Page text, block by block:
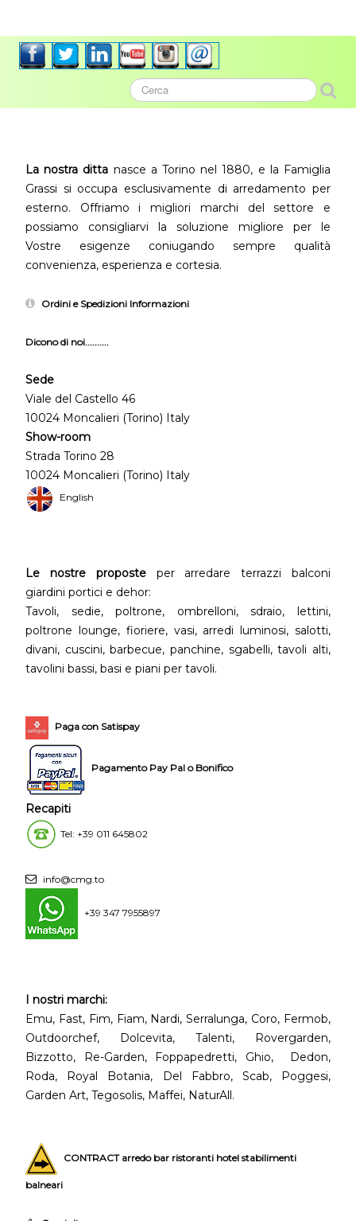
La nostra ditta nasce a Torino nel 1880, e la Famiglia
Grassi si occupa esclusivamente di arredamento per
esterno. Offriamo i migliori marchi del settore e
possiamo consigliarvi la soluzione migliore per le
Vostre esigenze coniugando sempre qualità
convenienza, esperienza e cortesia.
Ordini e Spedizioni Informazioni
Dicono di noi..........
Sede
Viale del Castello 46
10024 Moncalieri (Torino) Italy
Show-room
Strada Torino 28
10024 Moncalieri (Torino) Italy
English
Le nostre proposteper arredare terrazzi balconi
giardini portici e dehor:
Tavoli, sedie, poltrone, ombrelloni, sdraio, lettini,
poltrone lounge, fioriere, vasi, arredi luminosi, salotti,
divani, cuscini, barbecue, panchine, sgabelli, tavoli alti,
tavolini bassi, basi e piani per tavoli.
Paga con Satispay
Pagamento Pay Pal o Bonifico
Recapiti
Tel: +39 011 645802
info@cmg.to
+39 347 7955897
I nostri marchi:
Emu, Fast, Fim, Fiam, Nardi, Serralunga, Coro, Fermob,
Outdoorchef, Dolcevita, Talenti, Rovergarden,
Bizzotto, Re-Garden, Foppapedretti, Ghio, Dedon,
Roda, Royal Botania, Del Fabbro, Scab, Poggesi,
Garden Art, Tegosolis, Maffei, NaturAll.
CONTRACT arredo bar ristoranti hotel stabilimenti
balneari